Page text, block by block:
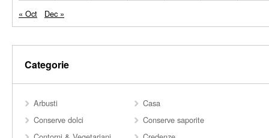
« Oct
Dec »
Categorie
Arbusti
Casa
Conserve dolci
Conserve saporite